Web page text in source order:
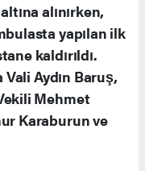
alınırken,
yapılan ilk
kaldırıldı.
Vali Aydın Baruş,
Mehmet
Karaburun ve